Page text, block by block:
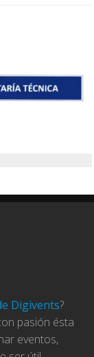
Digivents?
pasión ésta
eventos,